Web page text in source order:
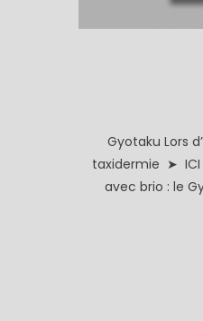
Gyotaku Lors
taxidermie ➤ ICI
avec brio : le